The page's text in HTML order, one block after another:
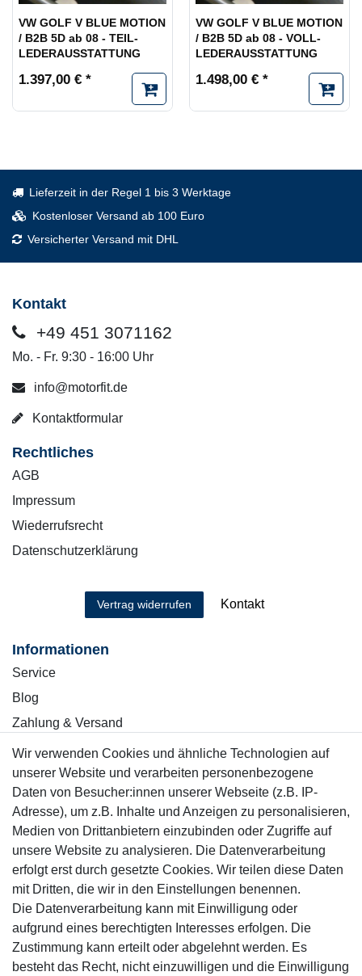
VW GOLF V BLUE MOTION
/ B2B 5D ab 08 - TEIL-
LEDERAUSSTATTUNG
1.397,00 € *
VW GOLF V BLUE MOTION
/ B2B 5D ab 08 - VOLL-
LEDERAUSSTATTUNG
1.498,00 € *
Lieferzeit in der Regel 1 bis 3 Werktage
Kostenloser Versand ab 100 Euro
Versicherter Versand mit DHL
Kontakt
+49 451 3071162
Mo. - Fr. 9:30 - 16:00 Uhr
info@motorfit.de
Kontaktformular
Rechtliches
AGB
Impressum
Wiederrufsrecht
Datenschutzerklärung
Vertrag widerrufen Kontakt
Informationen
Service
Blog
Zahlung & Versand
Sicher einkaufen
Mitglied
Motor-Fit
Wir verwenden Cookies und ähnliche Technologien auf
unserer Website und verarbeiten personenbezogene
Daten von Besucher:innen unserer Webseite (z.B. IP-
Adresse), um z.B. Inhalte und Anzeigen zu personalisieren,
Medien von Drittanbietern einzubinden oder Zugriffe auf
unsere Website zu analysieren. Die Datenverarbeitung
erfolgt erst durch gesetzte Cookies. Wir teilen diese Daten
mit Dritten, die wir in den Einstellungen benennen.
Die Datenverarbeitung kann mit Einwilligung oder
aufgrund eines berechtigten Interesses erfolgen. Die
Zustimmung kann erteilt oder abgelehnt werden. Es
besteht das Recht, nicht einzuwilligen und die Einwilligung